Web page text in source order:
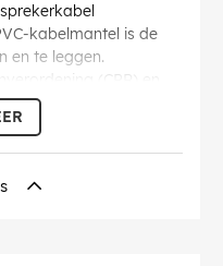
kabelmantel is de
en te leggen.
(CPR) en
hifi
worden voor de
mm